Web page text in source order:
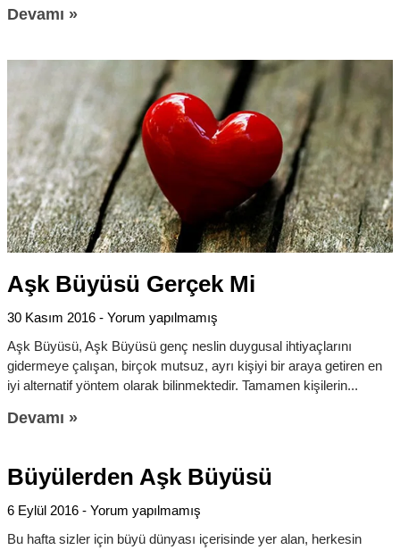
Devamı »
Aşk Büyüsü Gerçek Mi
30 Kasım 2016
Yorum yapılmamış
Aşk Büyüsü, Aşk Büyüsü genç neslin duygusal ihtiyaçlarını
gidermeye çalışan, birçok mutsuz, ayrı kişiyi bir araya getiren en
iyi alternatif yöntem olarak bilinmektedir. Tamamen kişilerin
Devamı »
Büyülerden Aşk Büyüsü
6 Eylül 2016
Yorum yapılmamış
Bu hafta sizler için büyü dünyası içerisinde yer alan, herkesin